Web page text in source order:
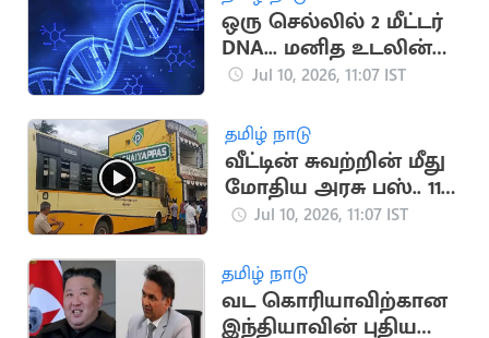
ஒரு செல்லில் 2 மீட்டர்
DNA... மனித உடலின்
வியக்க வைக்கும்
Jul 10, 2026, 11:07 IST
தமிழ் நாடு
வீட்டின் சுவற்றின் மீது
மோதிய அரசு பஸ்.. 11
பேர் காயம்
Jul 10, 2026, 11:07 IST
தமிழ் நாடு
வட கொரியாவிற்கான
இந்தியாவின் புதிய